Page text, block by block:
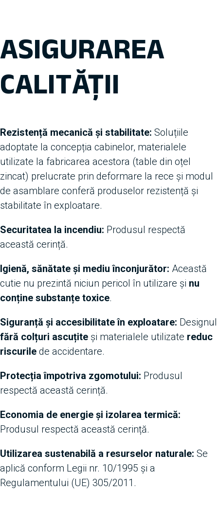
ASIGURAREA
CALITĂȚII
Rezistență mecanică și stabilitate: Soluțiile
adoptate la concepția cabinelor, materialele
utilizate la fabricarea acestora (table din oțel
zincat) prelucrate prin deformare la rece și modul
de asamblare conferă produselor rezistență și
stabilitate în exploatare.
Securitatea la incendiu: Produsul respectă
această cerință.
Igienă, sănătate și mediu înconjurător: Această
cutie nu prezintă niciun pericol în utilizare și nu
conține substanțe toxice.
Siguranță și accesibilitate în exploatare: Designul
fără colțuri ascuțite și materialele utilizate reduc
riscurile de accidentare.
Protecția împotriva zgomotului: Produsul
respectă această cerință.
Economia de energie și izolarea termică:
Produsul respectă această cerință.
Utilizarea sustenabilă a resurselor naturale: Se
aplică conform Legii nr. 10/1995 și a
Regulamentului (UE) 305/2011.